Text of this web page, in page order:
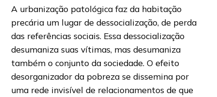
A urbanização patológica faz da habitação
precária um lugar de dessocialização, de perda
das referências sociais. Essa dessocialização
desumaniza suas vítimas, mas desumaniza
também o conjunto da sociedade. O efeito
desorganizador da pobreza se dissemina por
uma rede invisível de relacionamentos de que